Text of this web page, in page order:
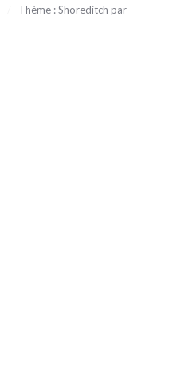
Thème : Shoreditch par